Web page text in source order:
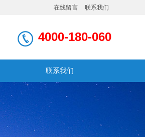
在线留言 联系我们
4000-180-060
联系我们